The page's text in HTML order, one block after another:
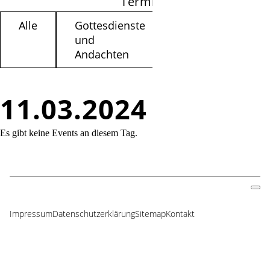
11.03.2024
Alle
Gottesdienste
und
Andachten
Es gibt keine Events an diesem Tag.
Navigation
ImpressumDatenschutzerklärungSitemapKontakt